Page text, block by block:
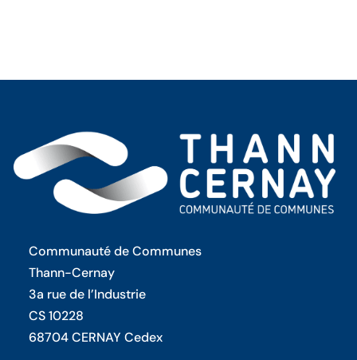
Communauté de Communes
Thann-Cernay
3a rue de l’Industrie
CS 10228
68704 CERNAY Cedex